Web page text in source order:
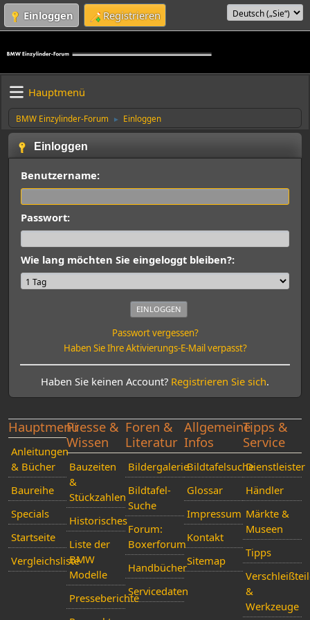
Einloggen Registrieren
Hauptmenü
BMW Einzylinder-Forum ► Einloggen
Einloggen
Benutzername:
Passwort:
Wie lang möchten Sie eingeloggt bleiben?:
Passwort vergessen?
Haben Sie Ihre Aktivierungs-E-Mail verpasst?
Haben Sie keinen Account? Registrieren Sie sich.
Hauptmenü
Anleitungen
& Bücher
Baureihe
Specials
Startseite
Vergleichsliste
Presse &
Wissen
Bauzeiten
&
Stückzahlen
Historisches
Liste der
BMW
Modelle
Presseberichte
Foren &
Literatur
Bildergalerie
Bildtafel-
Suche
Forum:
Boxerforum
Handbücher
Servicedaten
Allgemeine
Infos
Bildtafelsuche
Glossar
Impressum
Kontakt
Sitemap
Tipps &
Service
Dienstleister
Händler
Märkte &
Museen
Tipps
&
Werkzeuge